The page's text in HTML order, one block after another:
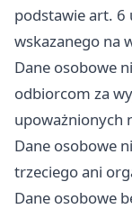
podstawie art. 6
wskazanego na
Dane osobowe
odbiorcom za
upoważnionych
Dane osobowe
trzeciego ani
Dane osobowe